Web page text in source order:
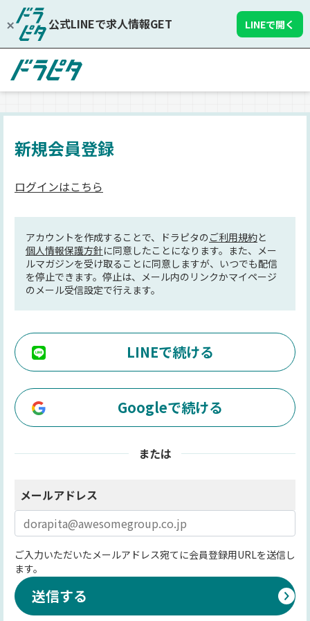
公式LINEで求人情報GET LINEで開く
新規会員登録
ログインはこちら
アカウントを作成することで、ドラピタの ご利用規約と
個人情報保護方針に同意したことになります。また、メー
ルマガジンを受け取ることに同意しますが、いつでも配信
を停止できます。停止は、メール内のリンクかマイページ
のメール受信設定で行えます。
LINEで続ける
Googleで続ける
または
メールアドレス
ご入力いただいたメールアドレス宛てに会員登録用URLを送信し
ます。
送信する